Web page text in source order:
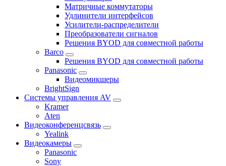
Матричные коммутаторы
Удлинители интерфейсов
Усилители-распределители
Преобразователи сигналов
Решения BYOD для совместной работы
Barco
Решения BYOD для совместной работы
Panasonic
Видеомикшеры
BrightSign
Системы управления AV
Kramer
Aten
Видеоконференцсвязь
Yealink
Видеокамеры
Panasonic
Sony